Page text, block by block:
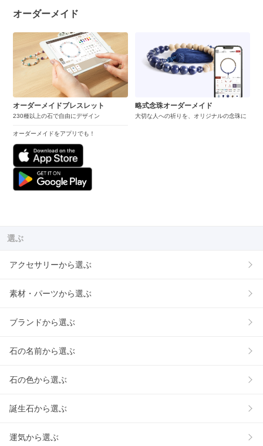
オーダーメイド
オーダーメイドブレスレット
230種以上の石で自由にデザイン
オーダーメイドをアプリでも！
略式念珠オーダーメイド
大切な人への祈りを、オリジナルの念珠に
選ぶ
アクセサリーから選ぶ
素材・パーツから選ぶ
ブランドから選ぶ
石の名前から選ぶ
石の色から選ぶ
誕生石から選ぶ
運気から選ぶ